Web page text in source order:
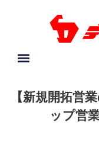
【新規開拓営
ップ営